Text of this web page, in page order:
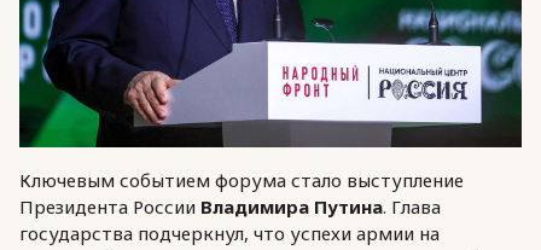
Ключевым событием форума стало выступление
Президента России Владимира Путина. Глава
государства подчеркнул, что успехи армии на